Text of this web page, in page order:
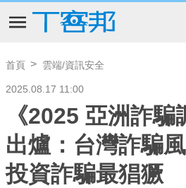
首頁 雲端/資訊安全
2025.08.17 11:00
《2025 亞洲詐騙
出爐：台灣詐騙風
投資詐騙最猖獗